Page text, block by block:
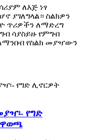
ለእጅ ነፃ
ያገለግላል። ስልክዎን
ጥሪዎችን ለማድረግ
ሳያስይዙ የምግብ
የስልክ መያዣውን
የግድ